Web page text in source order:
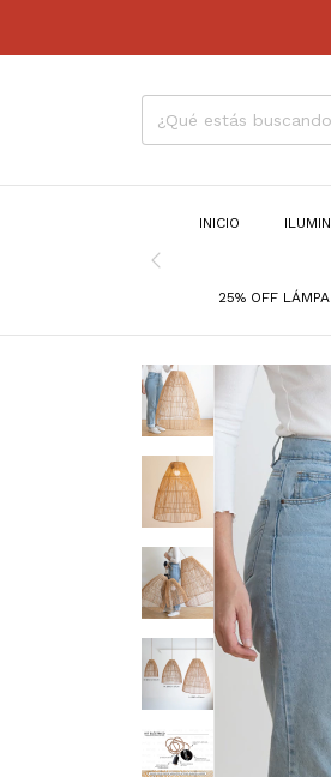
INICIO
25% OFF